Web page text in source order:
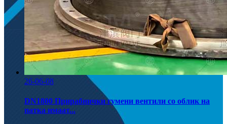
26-06-08
DN1800 Прирабнички гумени вентили со облик на
патка имаат...